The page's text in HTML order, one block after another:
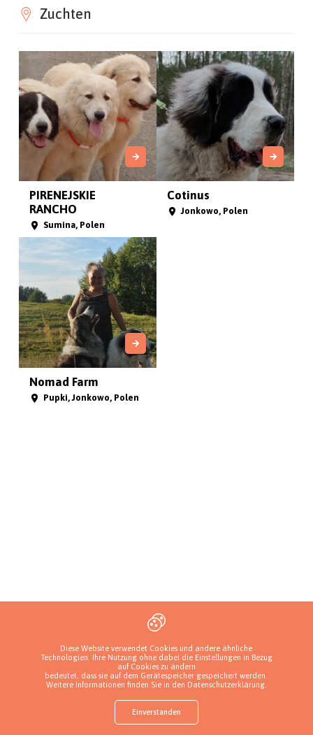
Zuchten
PIRENEJSKIE
RANCHO
Sumina, Polen
Cotinus
Jonkowo, Polen
Nomad Farm
Pupki, Jonkowo, Polen
Finden Sie einen Welpen Zucht hinzufügen
Diese Website verwendet Cookies und andere ähnliche
Technologien. Ihre Nutzung ohne dabei die Einstellungen in Bezug
auf Cookies zu ändern
bedeutet, dass sie auf dem Gerätespeicher gespeichert werden.
Weitere Informationen finden Sie in den Datenschutzerklärung.
Einverstanden